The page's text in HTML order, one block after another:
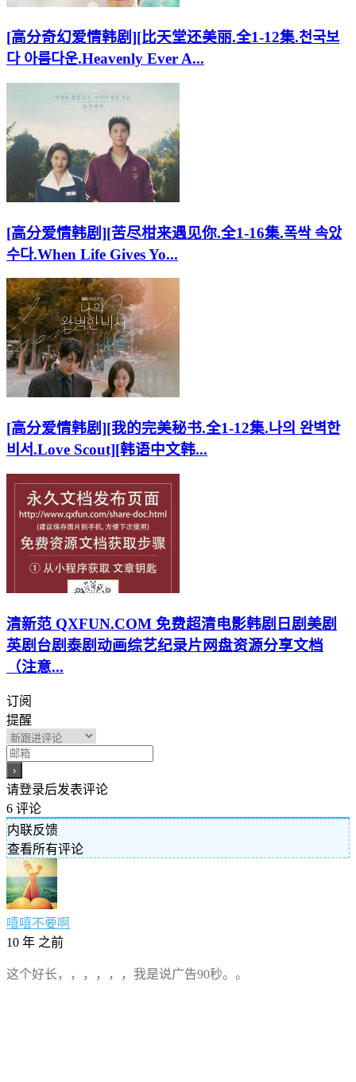
[高分奇幻爱情韩剧][比天堂还美丽.全1-12集.천국보
다 아름다운.Heavenly Ever A...
[高分爱情韩剧][苦尽柑来遇见你.全1-16集.폭싹 속았
수다.When Life Gives Yo...
[高分爱情韩剧][我的完美秘书.全1-12集.나의 완벽한
비서.Love Scout][韩语中文韩...
清新范 QXFUN.COM 免费超清电影韩剧日剧美剧
英剧台剧泰剧动画综艺纪录片网盘资源分享文档
（注意...
订阅
提醒
请登录后发表评论
6 评论
内联反馈
查看所有评论
嘻嘻不要啊
10 年 之前
这个好长，，，，，，我是说广告90秒。。